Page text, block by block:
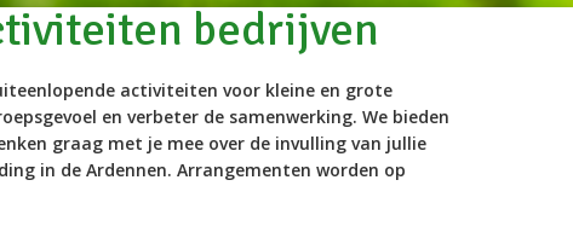
bedrijven
activiteiten voor kleine en grote
en verbeter de samenwerking. We bieden
graag met je mee over de invulling van jullie
in de Ardennen. Arrangementen worden op